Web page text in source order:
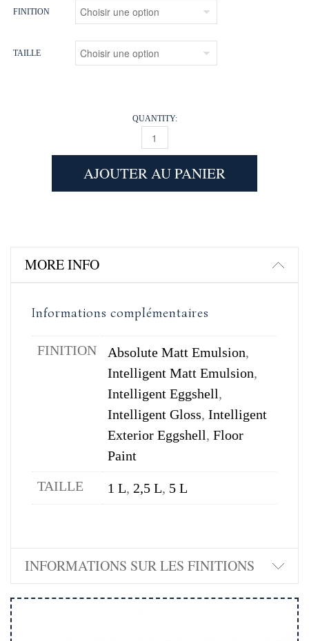
FINITION
TAILLE
QUANTITY:
CLAY MID (153) QUANTITY
AJOUTER AU PANIER
MORE INFO
Informations complémentaires
FINITION Absolute Matt Emulsion,
Intelligent Matt Emulsion,
Intelligent Eggshell,
Intelligent Gloss, Intelligent
Exterior Eggshell, Floor
Paint
TAILLE
1 L, 2,5 L, 5 L
INFORMATIONS SUR LES FINITIONS